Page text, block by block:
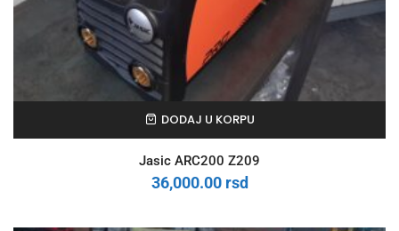
DODAJ U KORPU
Jasic ARC200 Z209
36,000.00 rsd